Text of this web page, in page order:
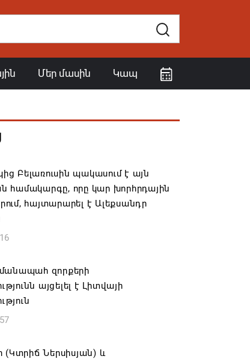
Մեր մասին Կապ
Բելառուսին պակասում է այն
համակարգը, որը կար խորհրդային
հայտարարել է Ալեքսանդր
զորքերի
այցելել է Լիտվայի
(Կտրիճ Ներսիսյան) և